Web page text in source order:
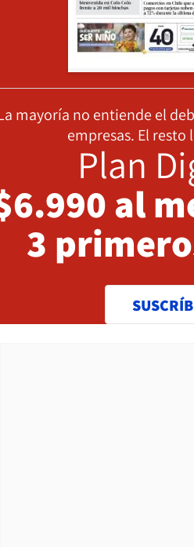
mayoría no entiende el
empresas. El resto
Plan
al
3